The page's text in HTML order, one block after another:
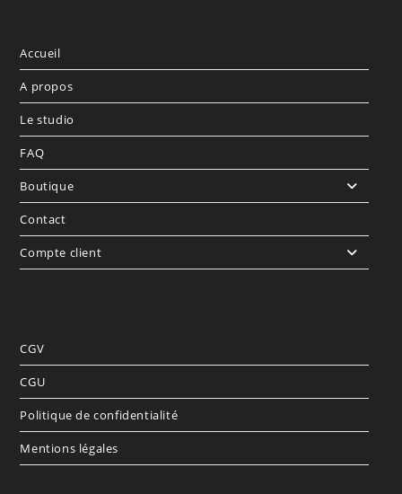
Accueil
A propos
Le studio
FAQ
Boutique
Contact
Compte client
CGV
CGU
Politique de confidentialité
Mentions légales